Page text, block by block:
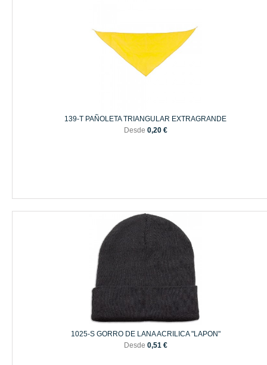
139-T PAÑOLETA TRIANGULAR EXTRAGRANDE
Desde 0,20 €
1025-S GORRO DE LANA ACRILICA "LAPON"
Desde 0,51 €